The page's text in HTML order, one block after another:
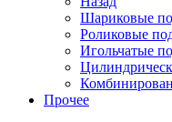
Шариковые
Роликовые
Игольчатые
Прочее